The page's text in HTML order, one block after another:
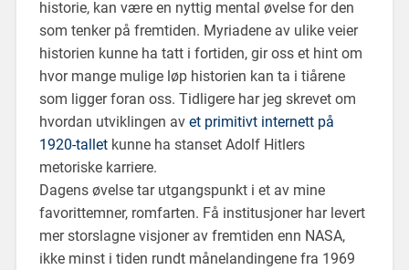
historie, kan være en nyttig mental øvelse for den
som tenker på fremtiden. Myriadene av ulike veier
historien kunne ha tatt i fortiden, gir oss et hint om
hvor mange mulige løp historien kan ta i tiårene
som ligger foran oss. Tidligere har jeg skrevet om
hvordan utviklingen av et primitivt internett på
1920-talletkunne ha stanset Adolf Hitlers
metoriske karriere.
Dagens øvelse tar utgangspunkt i et av mine
favorittemner, romfarten. Få institusjoner har levert
mer storslagne visjoner av fremtiden enn NASA,
ikke minst i tiden rundt månelandingene fra 1969